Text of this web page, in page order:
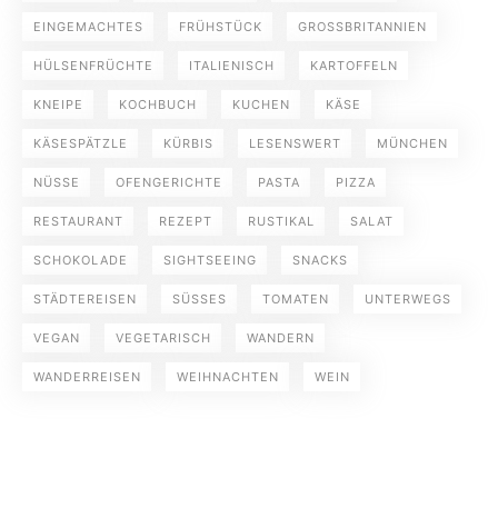
EINGEMACHTES FRÜHSTÜCK GROSSBRITANNIEN
HÜLSENFRÜCHTE ITALIENISCH KARTOFFELN
KNEIPE KOCHBUCH KUCHEN KÄSE
KÄSESPÄTZLE KÜRBIS LESENSWERT MÜNCHEN
NÜSSE OFENGERICHTE PASTA PIZZA
RESTAURANT REZEPT RUSTIKAL SALAT
SCHOKOLADE SIGHTSEEING SNACKS
STÄDTEREISEN SÜSSES TOMATEN UNTERWEGS
VEGAN VEGETARISCH WANDERN
WANDERREISEN WEIHNACHTEN WEIN